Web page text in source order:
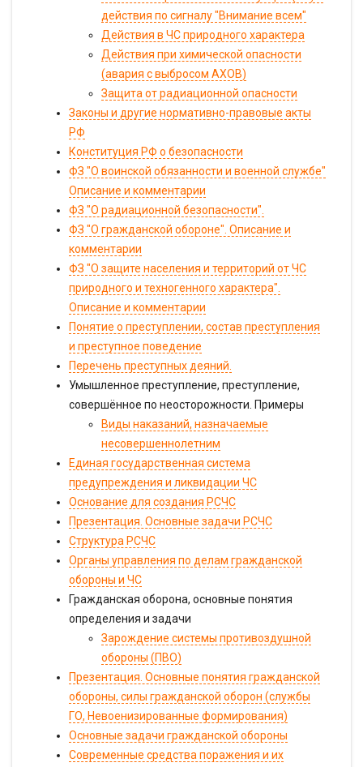
действия по сигналу "Внимание всем"
Действия в ЧС природного характера
Действия при химической опасности
(авария с выбросом АХОВ)
Защита от радиационной опасности
Законы и другие нормативно-правовые акты
РФ
Конституция РФ о безопасности
ФЗ "О воинской обязанности и военной службе"
Описание и комментарии
ФЗ "О радиационной безопасности".
ФЗ "О гражданской обороне". Описание и
комментарии
ФЗ "О защите населения и территорий от ЧС
природного и техногенного характера".
Описание и комментарии
Понятие о преступлении, состав преступления
и преступное поведение
Перечень преступных деяний.
Умышленное преступление, преступление,
совершённое по неосторожности. Примеры
Виды наказаний, назначаемые
несовершеннолетним
Единая государственная система
предупреждения и ликвидации ЧС
Основание для создания РСЧС
Презентация. Основные задачи РСЧС
Структура РСЧС
Органы управления по делам гражданской
обороны и ЧС
Гражданская оборона, основные понятия
определения и задачи
Зарождение системы противоздушной
обороны (ПВО)
Презентация. Основные понятия гражданской
обороны, силы гражданской оборон (службы
ГО, Невоенизированные формирования)
Основные задачи гражданской обороны
Современные средства поражения и их